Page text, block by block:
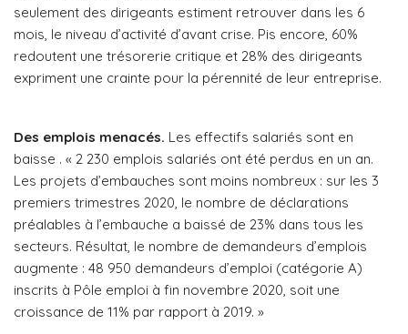
seulement des dirigeants estiment retrouver dans les 6
mois, le niveau d’activité d’avant crise. Pis encore, 60%
redoutent une trésorerie critique et 28% des dirigeants
expriment une crainte pour la pérennité de leur entreprise.
Des emplois menacés. Les effectifs salariés sont en
baisse . « 2 230 emplois salariés ont été perdus en un an.
Les projets d’embauches sont moins nombreux : sur les 3
premiers trimestres 2020, le nombre de déclarations
préalables à l’embauche a baissé de 23% dans tous les
secteurs. Résultat, le nombre de demandeurs d’emplois
augmente : 48 950 demandeurs d’emploi (catégorie A)
inscrits à Pôle emploi à fin novembre 2020, soit une
croissance de 11% par rapport à 2019. »